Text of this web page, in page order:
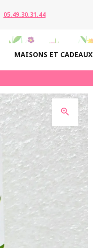
05.49.30.31.44
MAISONS ET CADEAUX
zoom_in